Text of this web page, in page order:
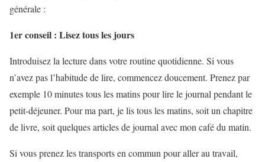
générale :
1er conseil : Lisez tous les jours
Introduisez la lecture dans votre routine quotidienne. Si vous
n’avez pas l’habitude de lire, commencez doucement. Prenez par
exemple 10 minutes tous les matins pour lire le journal pendant le
petit-déjeuner. Pour ma part, je lis tous les matins, soit un chapitre
de livre, soit quelques articles de journal avec mon café du matin.
Si vous prenez les transports en commun pour aller au travail,